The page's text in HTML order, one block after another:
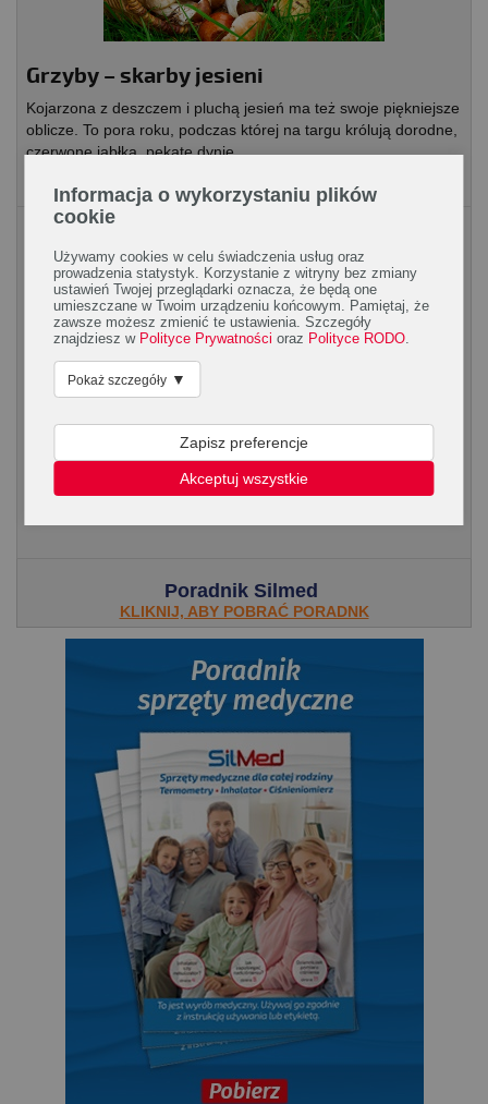
Grzyby – skarby jesieni
Kojarzona z deszczem i pluchą jesień ma też swoje piękniejsze
oblicze. To pora roku, podczas której na targu królują dorodne,
czerwone jabłka, pękate dynie,...
Aloes – dobrodziejstwo soczystych liści
Mięsiste liście aloesu posiadają wiele cennych dla zdrowia
właściwości. Aloes do picia to dobroczynny sok aloesowy, który
Poradnik Silmed
KLIKNIJ, ABY POBRAĆ PORADNK
Informacja o wykorzystaniu plików
cookie
Używamy cookies w celu świadczenia usług oraz
prowadzenia statystyk. Korzystanie z witryny bez zmiany
ustawień Twojej przeglądarki oznacza, że będą one
umieszczane w Twoim urządzeniu końcowym. Pamiętaj, że
zawsze możesz zmienić te ustawienia. Szczegóły
znajdziesz w Polityce Prywatności oraz Polityce RODO
Pokaż szczegóły ▼
Zapisz preferencje
Akceptuj wszystkie